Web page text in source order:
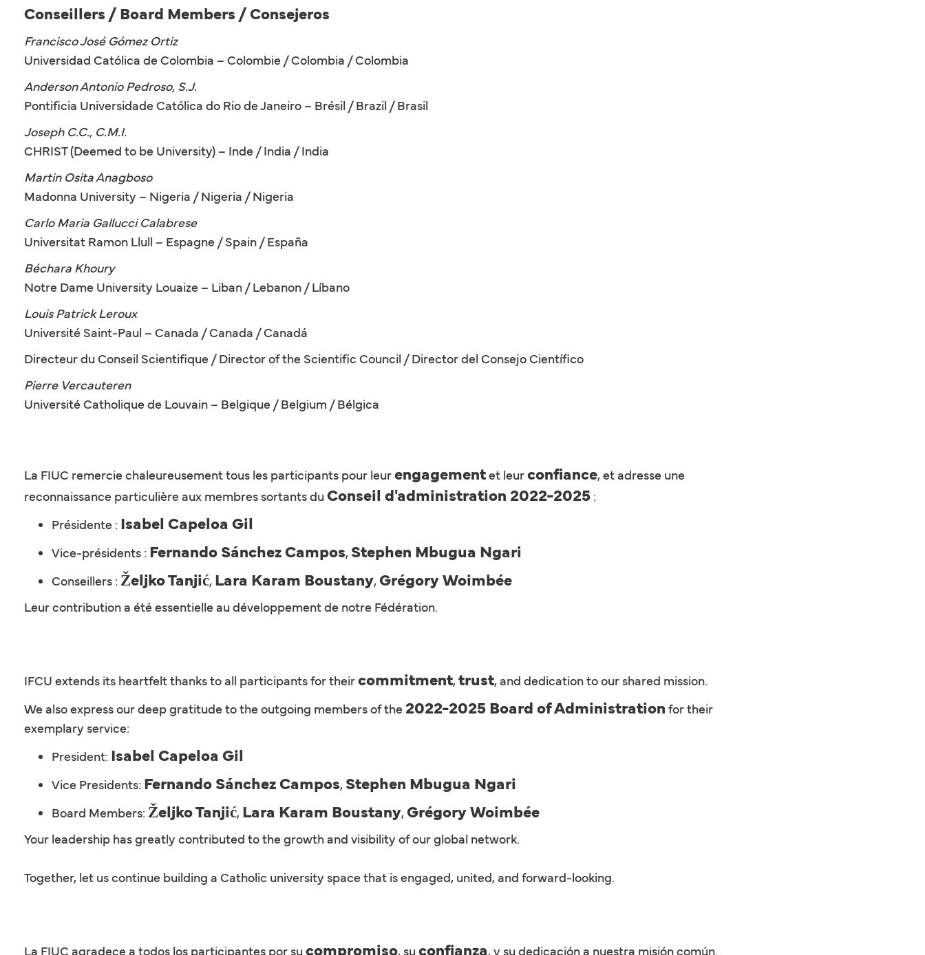
Conseillers / Board Members / Consejeros
Francisco José Gómez Ortiz
Universidad Católica de Colombia – Colombie / Colombia / Colombia
Anderson Antonio Pedroso, S.J.
Pontificia Universidade Católica do Rio de Janeiro – Brésil / Brazil / Brasil
Joseph C.C., C.M.I.
CHRIST (Deemed to be University) – Inde / India / India
Martin Osita Anagboso
Madonna University – Nigeria / Nigeria / Nigeria
Carlo Maria Gallucci Calabrese
Universitat Ramon Llull – Espagne / Spain / España
Béchara Khoury
Notre Dame University Louaize – Liban / Lebanon / Líbano
Louis Patrick Leroux
Université Saint-Paul – Canada / Canada / Canadá
Directeur du Conseil Scientifique / Director of the Scientific Council / Director del Consejo Científico
Pierre Vercauteren
Université Catholique de Louvain – Belgique / Belgium / Bélgica
La FIUC remercie chaleureusement tous les participants pour leurengagementet leurconfiance, et adresse une
reconnaissance particulière aux membres sortants duConseil d'administration 2022-2025 :
Présidente : Isabel Capeloa Gil
Vice-présidents : Fernando Sánchez Campos, Stephen Mbugua Ngari
Conseillers : Željko Tanjić, Lara Karam Boustany, Grégory Woimbée
Leur contribution a été essentielle au développement de notre Fédération.
IFCU extends its heartfelt thanks to all participants for theircommitment, trust, and dedication to our shared mission.
We also express our deep gratitude to the outgoing members of the 2022-2025 Board of Administration for their
exemplary service:
President: Isabel Capeloa Gil
Vice Presidents: Fernando Sánchez Campos, Stephen Mbugua Ngari
Board Members: Željko Tanjić, Lara Karam Boustany, Grégory Woimbée
Your leadership has greatly contributed to the growth and visibility of our global network.
Together, let us continue building a Catholic university space that is engaged, united, and forward-looking.
La FIUC agradece a todos los participantes por sucompromiso, suconfianza, y su dedicación a nuestra misión común.